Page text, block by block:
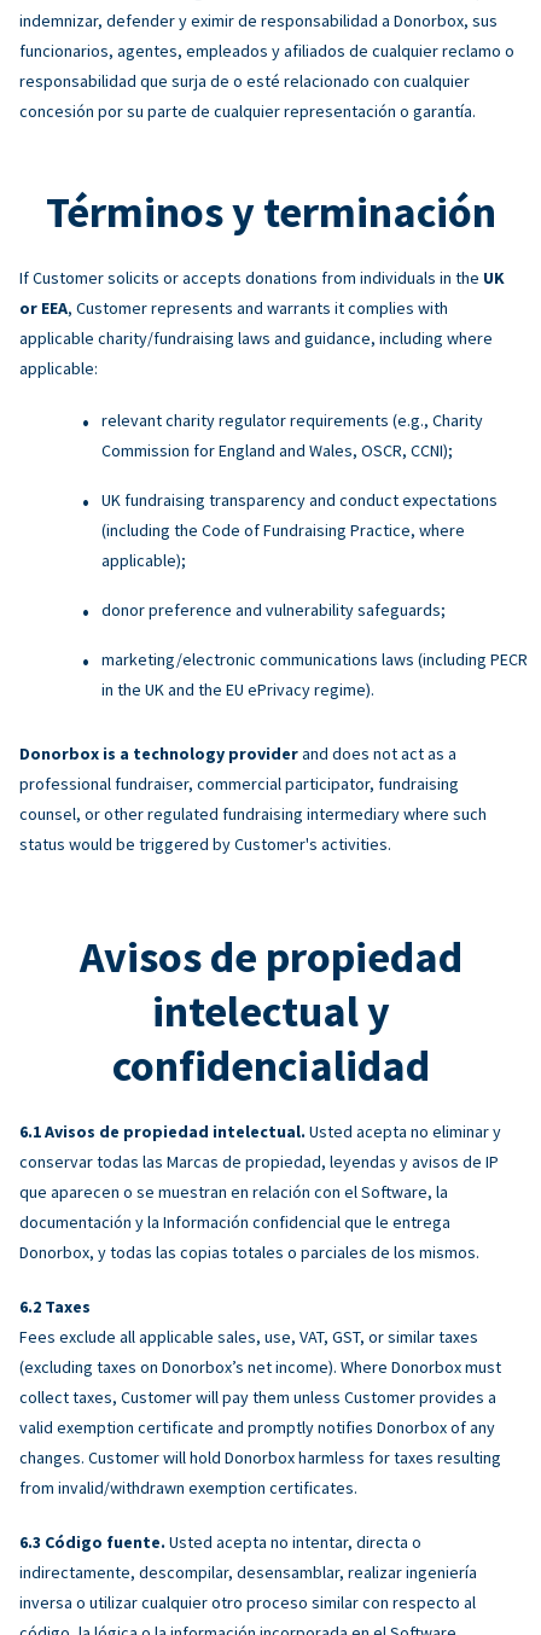
indemnizar, defender y eximir de responsabilidad a Donorbox, sus
funcionarios, agentes, empleados y afiliados de cualquier reclamo o
responsabilidad que surja de o esté relacionado con cualquier
concesión por su parte de cualquier representación o garantía.
Términos y terminación
If Customer solicits or accepts donations from individuals in the UK
or EEA, Customer represents and warrants it complies with
applicable charity/fundraising laws and guidance, including where
applicable:
relevant charity regulator requirements (e.g., Charity
Commission for England and Wales, OSCR, CCNI);
UK fundraising transparency and conduct expectations
(including the Code of Fundraising Practice, where
applicable);
donor preference and vulnerability safeguards;
marketing/electronic communications laws (including PECR
in the UK and the EU ePrivacy regime).
Donorbox is a technology providerand does not act as a
professional fundraiser, commercial participator, fundraising
counsel, or other regulated fundraising intermediary where such
status would be triggered by Customer's activities.
Avisos de propiedad
intelectual y
confidencialidad
Avisos de propiedad intelectual. Usted acepta no eliminar y
conservar todas las Marcas de propiedad, leyendas y avisos de IP
que aparecen o se muestran en relación con el Software, la
documentación y la Información confidencial que le entrega
Donorbox, y todas las copias totales o parciales de los mismos.
Taxes
Fees exclude all applicable sales, use, VAT, GST, or similar taxes
(excluding taxes on Donorbox’s net income). Where Donorbox must
collect taxes, Customer will pay them unless Customer provides a
valid exemption certificate and promptly notifies Donorbox of any
changes. Customer will hold Donorbox harmless for taxes resulting
from invalid/withdrawn exemption certificates.
Código fuente. Usted acepta no intentar, directa o
indirectamente, descompilar, desensamblar, realizar ingeniería
inversa o utilizar cualquier otro proceso similar con respecto al